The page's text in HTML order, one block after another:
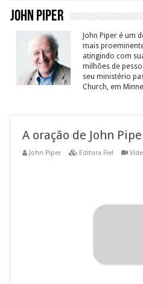
John Piper
John Piper é um
mais
atingindo com
milhões de
seu ministério
Church, em
A oração de John
John Piper Editora Fiel